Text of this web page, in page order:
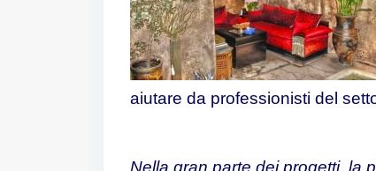
aiutare da professionisti del
Nella gran parte dei progetti, la